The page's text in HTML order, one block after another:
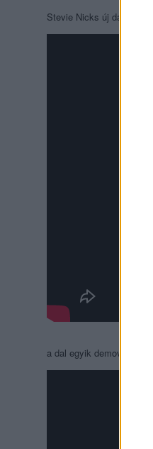
Stevie Nicks új dala, a
a dal egyik